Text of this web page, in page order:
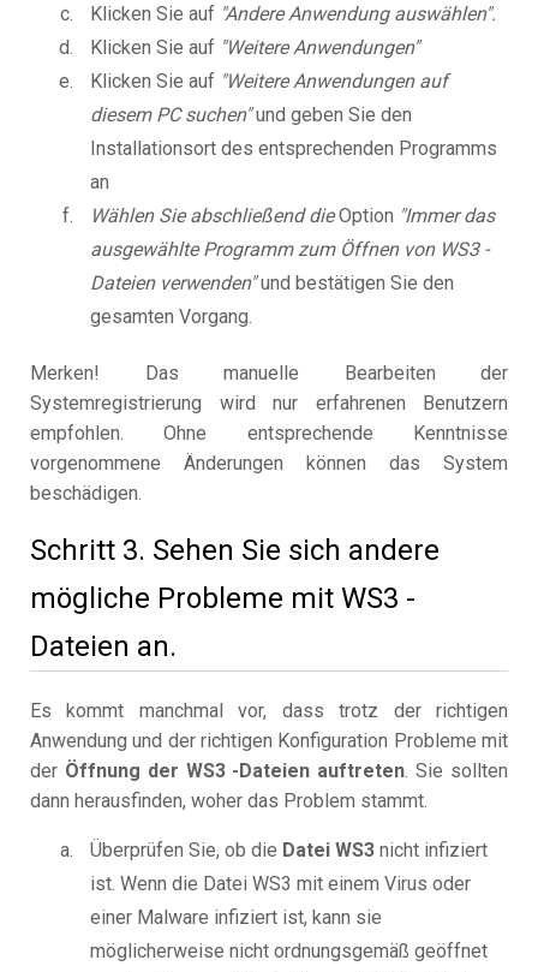
Klicken Sie auf "Andere Anwendung auswählen".
Klicken Sie auf "Weitere Anwendungen"
Klicken Sie auf "Weitere Anwendungen auf
diesem PC suchen"und geben Sie den
Installationsort des entsprechenden Programms
an
Wählen Sie abschließend dieOption "Immer das
ausgewählte Programm zum Öffnen von WS3 -
Dateien verwenden"und bestätigen Sie den
gesamten Vorgang.
Merken! Das manuelle Bearbeiten der
Systemregistrierung wird nur erfahrenen Benutzern
empfohlen. Ohne entsprechende Kenntnisse
vorgenommene Änderungen können das System
beschädigen.
Schritt 3. Sehen Sie sich andere
mögliche Probleme mit WS3 -
Dateien an.
Es kommt manchmal vor, dass trotz der richtigen
Anwendung und der richtigen Konfiguration Probleme mit
der Öffnung der WS3 -Dateien auftreten. Sie sollten
dann herausfinden, woher das Problem stammt.
Überprüfen Sie, ob die Datei WS3 nicht infiziert
ist. Wenn die Datei WS3 mit einem Virus oder
einer Malware infiziert ist, kann sie
möglicherweise nicht ordnungsgemäß geöffnet